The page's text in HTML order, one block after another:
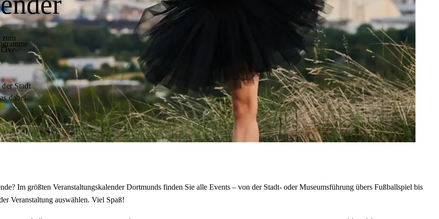
Live-
Stadt
dabei.
Im größten Veranstaltungskalender Dortmunds finden Sie alle Events – von der Stadt- oder Museumsführung übers Fußballspiel bis
Veranstaltung auswählen. Viel Spaß!